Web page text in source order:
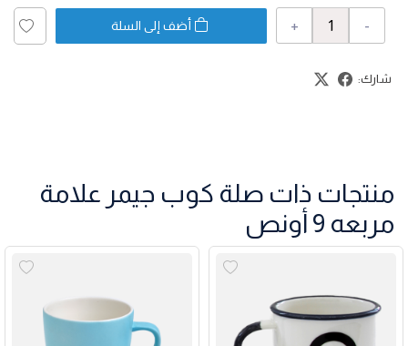
-
+ أضف إلى السلة
شارك:
منتجات ذات صلة كوب جيمر علامة
مربعه 9 أونص